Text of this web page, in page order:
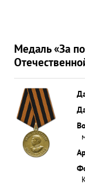
Медаль «За